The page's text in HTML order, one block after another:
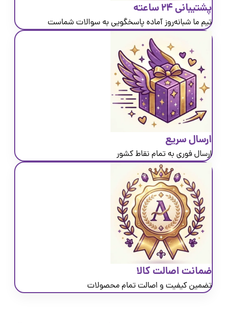
پشتیبانی ۲۴ ساعته
تیم ما شبانه‌روز آماده پاسخگویی به سوالات شماست
ارسال سریع
ارسال فوری به تمام نقاط کشور
ضمانت اصالت کالا
تضمین کیفیت و اصالت تمام محصولات